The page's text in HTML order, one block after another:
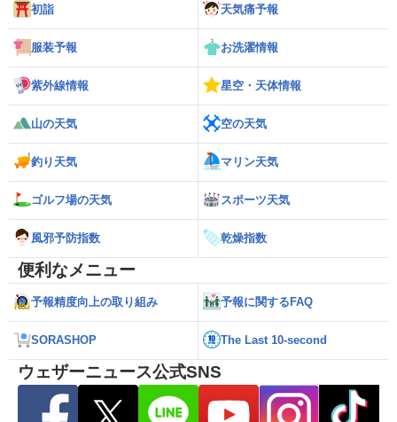
初詣 天気痛予報
服装予報 お洗濯情報
紫外線情報 星空・天体情報
山の天気 空の天気
釣り天気 マリン天気
ゴルフ場の天気 スポーツ天気
風邪予防指数 乾燥指数
便利なメニュー
予報精度向上の取り組み 予報に関するFAQ
SORASHOP The Last 10-second
ウェザーニュース公式SNS